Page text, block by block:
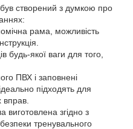
створений з думкою про
рама, можливість
будь-якої ваги для того,
ПВХ і заповнені
підходять для
вправ.
згідно з
тренувального